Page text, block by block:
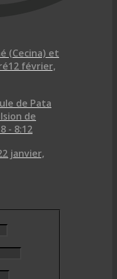
(Cecina) et
12 février,
de Pata
de
- 8:12
janvier,